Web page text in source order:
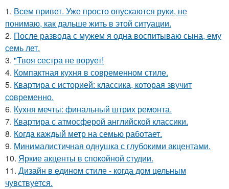
1. Всем привет. Уже просто опускаются руки, не
понимаю, как дальше жить в этой ситуации.
2. После развода с мужем я одна воспитываю сына, ему
семь лет.
3. "Твоя сестра не ворует!
4. Компактная кухня в современном стиле.
5. Квартира с историей: классика, которая звучит
современно.
6. Кухня мечты: финальный штрих ремонта.
7. Квартира с атмосферой английской классики.
8. Когда каждый метр на семью работает.
9. Минималистичная однушка с глубокими акцентами.
10. Яркие акценты в спокойной студии.
11. Дизайн в едином стиле - когда дом цельным
чувствуется.